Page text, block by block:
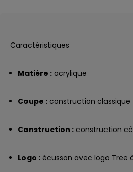
Caractéristiques
Matière : acrylique
Coupe : construction classique
Construction : construction
Logo : écusson avec logo Tree